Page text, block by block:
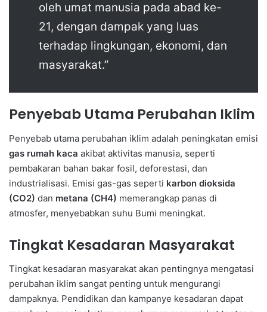
oleh umat manusia pada abad ke-
21, dengan dampak yang luas
terhadap lingkungan, ekonomi, dan
masyarakat.”
Penyebab Utama Perubahan Iklim
Penyebab utama perubahan iklim adalah peningkatan emisi
gas rumah kaca akibat aktivitas manusia, seperti
pembakaran bahan bakar fosil, deforestasi, dan
industrialisasi. Emisi gas-gas seperti karbon dioksida
(CO2) dan metana (CH4) memerangkap panas di
atmosfer, menyebabkan suhu Bumi meningkat.
Tingkat Kesadaran Masyarakat
Tingkat kesadaran masyarakat akan pentingnya mengatasi
perubahan iklim sangat penting untuk mengurangi
dampaknya. Pendidikan dan kampanye kesadaran dapat